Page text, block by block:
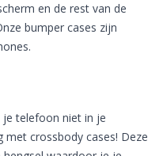
en de rest van de
bumper cases zijn
telefoon niet in je
met crossbody cases! Deze